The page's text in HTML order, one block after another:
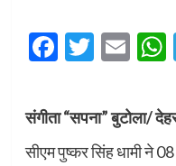
Facebook
संगीता “सपना” बुटोला/
सीएम पुष्कर सिंह धामी ने